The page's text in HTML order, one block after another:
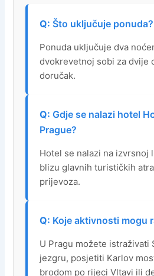
Što uključuje ponuda?
Ponuda uključuje dva
dvokrevetnoj sobi za dvije
doručak.
Gdje se nalazi hotel
Prague?
Hotel se nalazi na izvrsnoj
blizu glavnih turističkih
prijevoza.
Koje aktivnosti mogu
U Pragu možete istraživati
jezgru, posjetiti Karlov
brodom po rijeci Vltavi ili